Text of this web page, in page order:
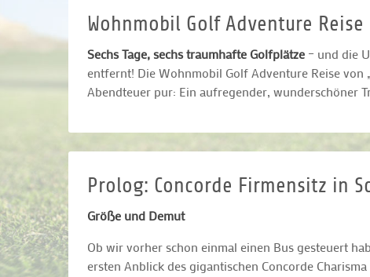
Wohnmobil Golf Adventure Reise
Sechs Tage, sechs traumhafte Golfplätze – und die
entfernt! Die Wohnmobil Golf Adventure Reise von
Abendteuer pur: Ein aufregender, wunderschöner
Prolog: Concorde Firmensitz in
Größe und Demut
Ob wir vorher schon einmal einen Bus gesteuert
ersten Anblick des gigantischen Concorde